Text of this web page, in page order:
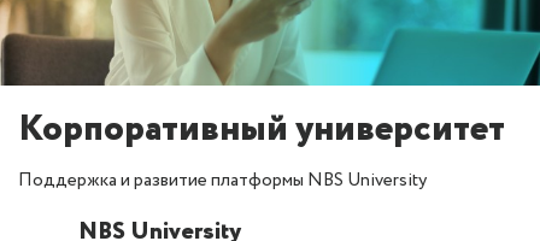
Корпоративный университет
Поддержка и развитие платформы NBS University
NBS University